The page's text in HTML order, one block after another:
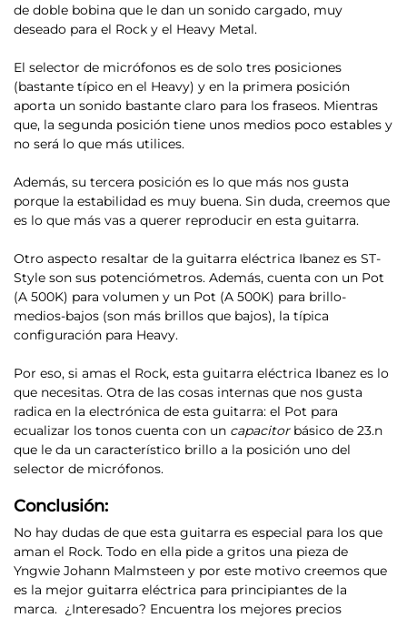
de doble bobina que le dan un sonido cargado, muy
deseado para el Rock y el Heavy Metal.
El selector de micrófonos es de solo tres posiciones
(bastante típico en el Heavy) y en la primera posición
aporta un sonido bastante claro para los fraseos. Mientras
que, la segunda posición tiene unos medios poco estables y
no será lo que más utilices.
Además, su tercera posición es lo que más nos gusta
porque la estabilidad es muy buena. Sin duda, creemos que
es lo que más vas a querer reproducir en esta guitarra.
Otro aspecto resaltar de la guitarra eléctrica Ibanez es ST-
Style son sus potenciómetros. Además, cuenta con un Pot
(A 500K) para volumen y un Pot (A 500K) para brillo-
medios-bajos (son más brillos que bajos), la típica
configuración para Heavy.
Por eso, si amas el Rock, esta guitarra eléctrica Ibanez es lo
que necesitas. Otra de las cosas internas que nos gusta
radica en la electrónica de esta guitarra: el Pot para
ecualizar los tonos cuenta con un capacitorbásico de 23.n
que le da un característico brillo a la posición uno del
selector de micrófonos.
Conclusión:
No hay dudas de que esta guitarra es especial para los que
aman el Rock. Todo en ella pide a gritos una pieza de
Yngwie Johann Malmsteen y por este motivo creemos que
es la mejor guitarra eléctrica para principiantes de la
marca. ¿Interesado? Encuentra los mejores precios